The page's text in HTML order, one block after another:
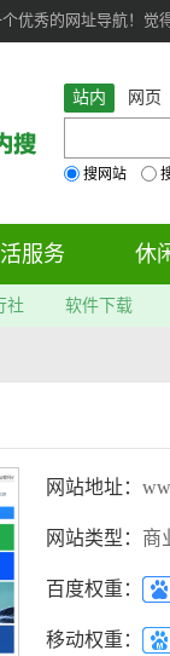
优秀的网址导航！觉
站内 网页
搜网站
服务 休
社 软件下载
网站地址：
网站类型： 商
百度权重：
移动权重：